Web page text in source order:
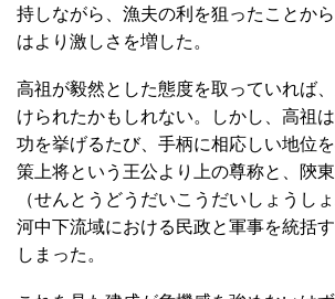
持しながら、漁夫の利を狙ったことか
はより激しさを増した。
高祖が毅然とした態度を取っていれば
けられたかもしれない。しかし、高祖
功を挙げるたび、手柄に相応しい地位
策上将という王公より上の尊称と、陝
（せんとうどうだいこうだいしょうし
河中下流域における民政と軍事を統括
しまった。